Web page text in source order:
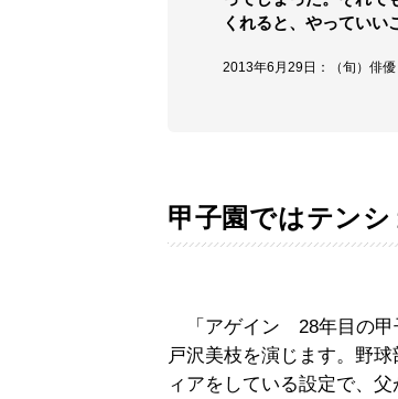
くれると、やっていい
2013年6月29日：（旬）俳
甲子園ではテン
「アゲイン 28年目の甲
戸沢美枝を演じます。野
ィアをしている設定で、